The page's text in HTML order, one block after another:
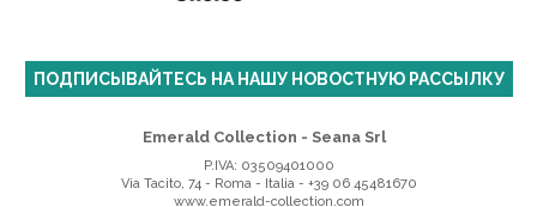
ПОДПИСЫВАЙТЕСЬ НА НАШУ НОВОСТНУЮ РАССЫЛКУ
Emerald Collection - Seana Srl
P.IVA: 03509401000
Via Tacito, 74 - Roma - Italia- +39 06 45481670
www.emerald-collection.com